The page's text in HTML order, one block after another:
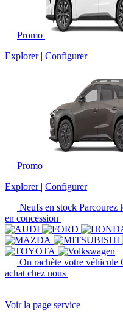
Promo
Explorer | Configurer
Promo
Explorer | Configurer
Neufs en stock Parcourez
en concession
On rachète votre véhicule
achat chez nous
Voir la page service